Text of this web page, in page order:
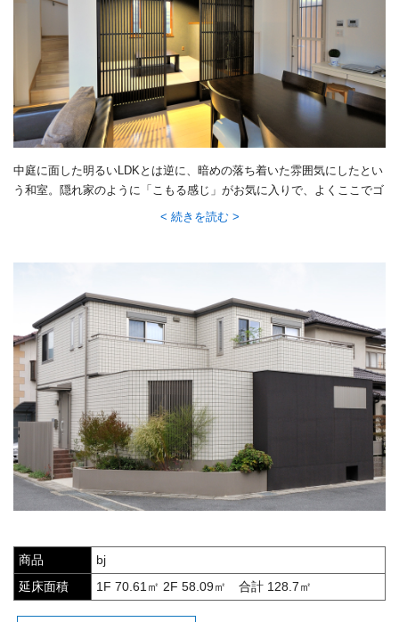
中庭に面した明るいLDKとは逆に、暗めの落ち着いた雰囲気にしたとい
う和室。隠れ家のように「こもる感じ」がお気に入りで、よくここでゴ
続きを読む
商品
bj
延床面積
1F 70.61㎡ 2F 58.09㎡ 合計 128.7㎡